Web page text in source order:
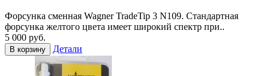
Форсунка сменная Wagner TradeTip 3 N109. Стандартная
форсунка желтого цвета имеет широкий спектр при..
5 000 руб.
В корзину Детали